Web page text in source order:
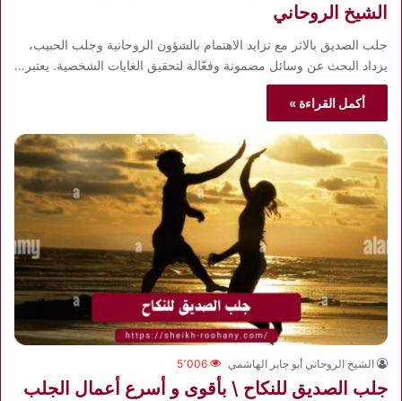
الشيخ الروحاني
جلب الصديق بالاثر مع تزايد الاهتمام بالشؤون الروحانية وجلب الحبيب،
يزداد البحث عن وسائل مضمونة وفعّالة لتحقيق الغايات الشخصية. يعتبر…
أكمل القراءة »
الشيخ الروحاني أبو جابر الهاشمي 5٬006
جلب الصديق للنكاح \ بأقوى و أسرع أعمال الجلب